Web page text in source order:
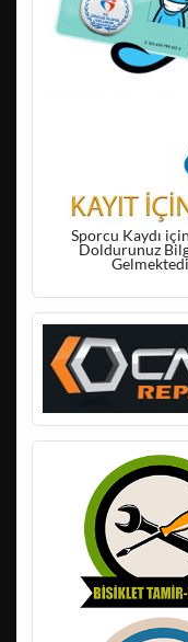
Sporcu Kaydı
Doldurunuz